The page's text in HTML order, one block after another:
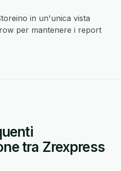
in un'unica vista
per mantenere i report
tra Zrexpress